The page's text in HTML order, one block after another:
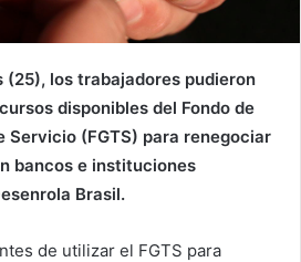
(25), los trabajadores pudieron
disponibles del Fondo de
Servicio (FGTS) para renegociar
bancos e instituciones
Brasil.
de utilizar el FGTS para